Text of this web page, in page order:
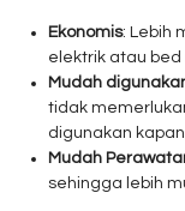
Ekonomis: Lebih
elektrik atau bed
Mudah
tidak
digunakan
Mudah
sehingga lebih